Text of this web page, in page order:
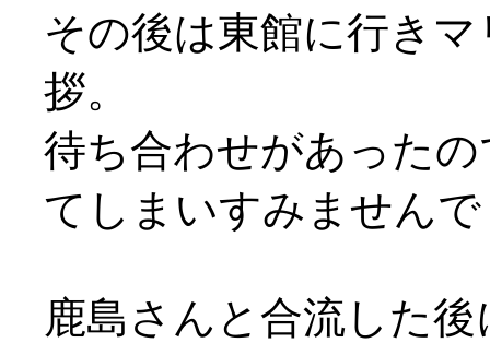
その後は東館に行き
拶。
待ち合わせがあった
てしまいすみません
鹿島さんと合流した